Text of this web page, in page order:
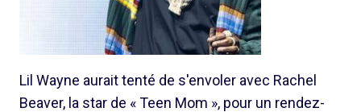
Lil Wayne aurait tenté de s'envoler avec Rachel
Beaver, la star de « Teen Mom », pour un rendez-